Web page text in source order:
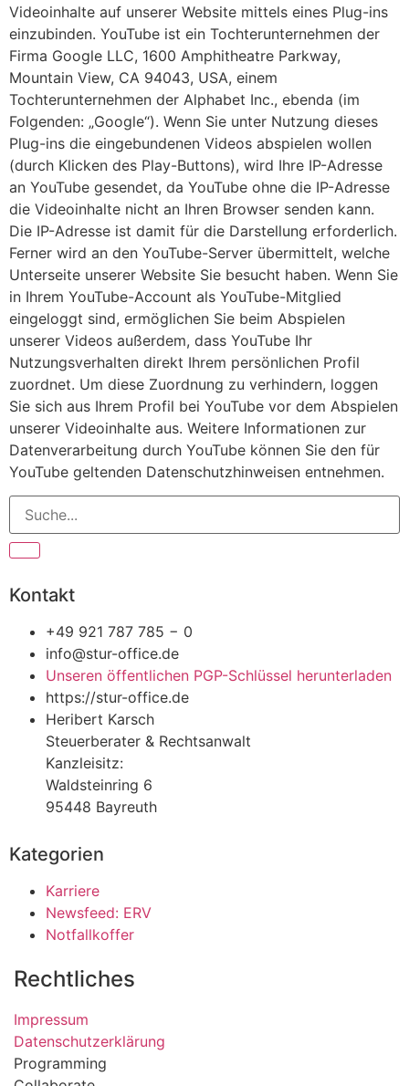
Videoinhalte auf unserer Website mittels eines Plug-ins
einzubinden. YouTube ist ein Tochterunternehmen der
Firma Google LLC, 1600 Amphitheatre Parkway,
Mountain View, CA 94043, USA, einem
Tochterunternehmen der Alphabet Inc., ebenda (im
Folgenden: „Google“). Wenn Sie unter Nutzung dieses
Plug-ins die eingebundenen Videos abspielen wollen
(durch Klicken des Play-Buttons), wird Ihre IP-Adresse
an YouTube gesendet, da YouTube ohne die IP-Adresse
die Videoinhalte nicht an Ihren Browser senden kann.
Die IP-Adresse ist damit für die Darstellung erforderlich.
Ferner wird an den YouTube-Server übermittelt, welche
Unterseite unserer Website Sie besucht haben. Wenn Sie
in Ihrem YouTube-Account als YouTube-Mitglied
eingeloggt sind, ermöglichen Sie beim Abspielen
unserer Videos außerdem, dass YouTube Ihr
Nutzungsverhalten direkt Ihrem persönlichen Profil
zuordnet. Um diese Zuordnung zu verhindern, loggen
Sie sich aus Ihrem Profil bei YouTube vor dem Abspielen
unserer Videoinhalte aus. Weitere Informationen zur
Datenverarbeitung durch YouTube können Sie den für
YouTube geltenden Datenschutzhinweisen entnehmen.
Kontakt
+49 921 787 785 − 0
info@stur-office.de
Unseren öffentlichen PGP-Schlüssel herunterladen
https://stur-office.de
Heribert Karsch
Steuerberater & Rechtsanwalt
Kanzleisitz:
Waldsteinring 6
95448 Bayreuth
Kategorien
Karriere
Newsfeed: ERV
Notfallkoffer
Rechtliches
Impressum
Datenschutzerklärung
Programming